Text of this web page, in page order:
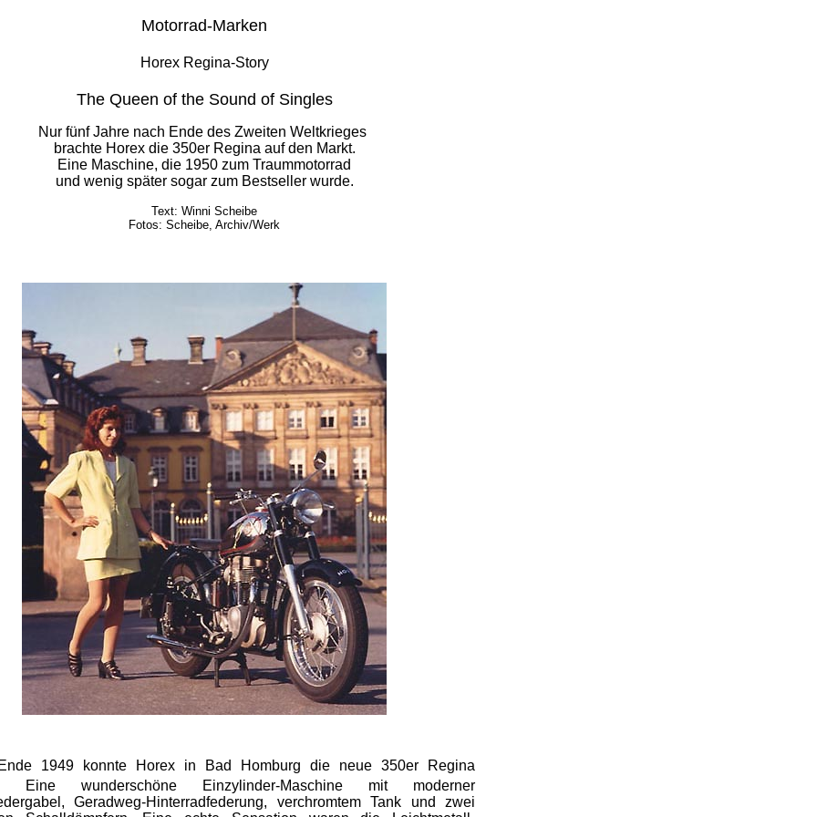
Motorrad-Marken
Horex Regina-Story
The Queen of the Sound of Singles
Nur fünf Jahre nach Ende des Zweiten Weltkrieges
brachte Horex die 350er Regina auf den Markt.
Eine Maschine, die 1950 zum Traummotorrad
und wenig später sogar zum Bestseller wurde.
Text: Winni Scheibe
Fotos: Scheibe, Archiv/Werk
1949 konnte Horex in Bad Homburg die neue 350er Regina
Eine wunderschöne Einzylinder-Maschine mit moderner
Geradweg-Hinterradfederung, verchromtem Tank und zwei